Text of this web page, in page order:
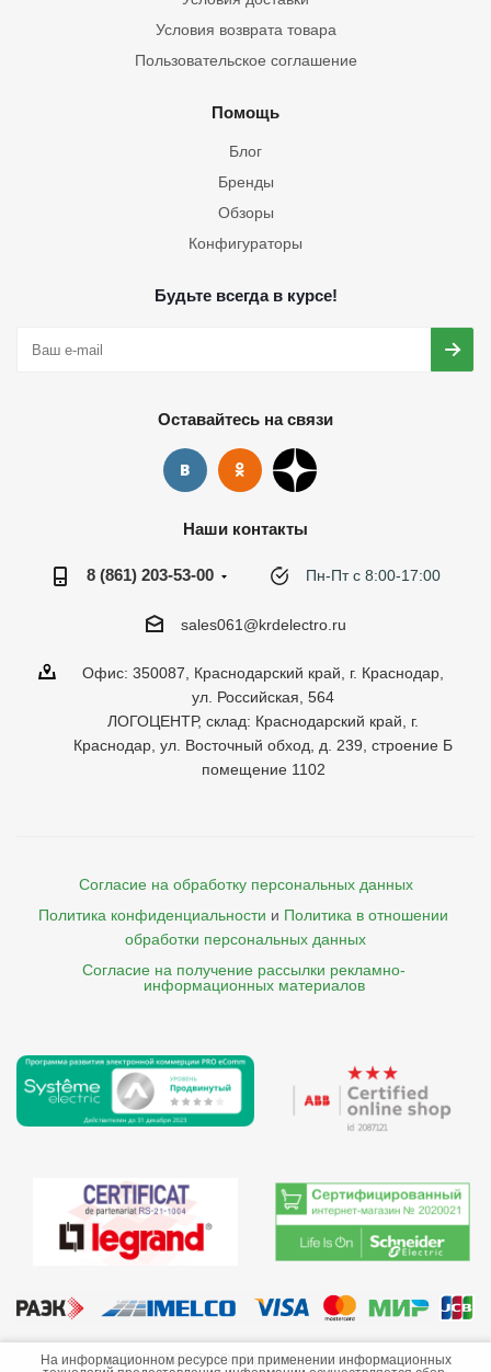
Условия возврата товара
Пользовательское соглашение
Помощь
Блог
Бренды
Обзоры
Конфигураторы
Будьте всегда в курсе!
Оставайтесь на связи
Наши контакты
8 (861) 203-53-00 Пн-Пт с 8:00-17:00
sales061@krdelectro.ru
Офис: 350087, Краснодарский край, г. Краснодар,
ул. Российская, 564
ЛОГОЦЕНТР, склад: Краснодарский край, г.
Краснодар, ул. Восточный обход, д. 239, строение Б
помещение 1102
Согласие на обработку персональных данных
Политика конфиденциальности и Политика в отношении
обработки персональных данных
Согласие на получение рассылки рекламно-
    информационных материалов
©2013-2026 ООО «Краснодарэлектро»
На информационном ресурсе при применении информационных